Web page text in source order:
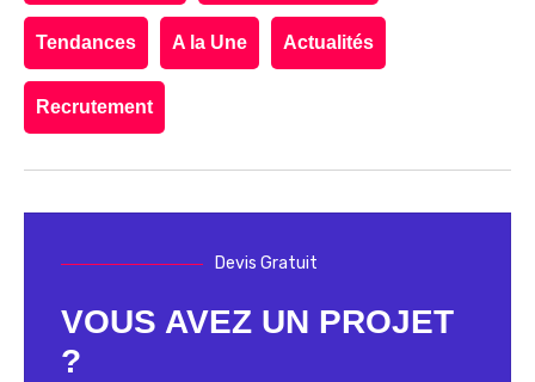
Tendances A la Une Actualités
Recrutement
Devis Gratuit
VOUS AVEZ UN PROJET
?